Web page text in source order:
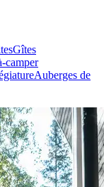
Gîtes
camper
Auberges de